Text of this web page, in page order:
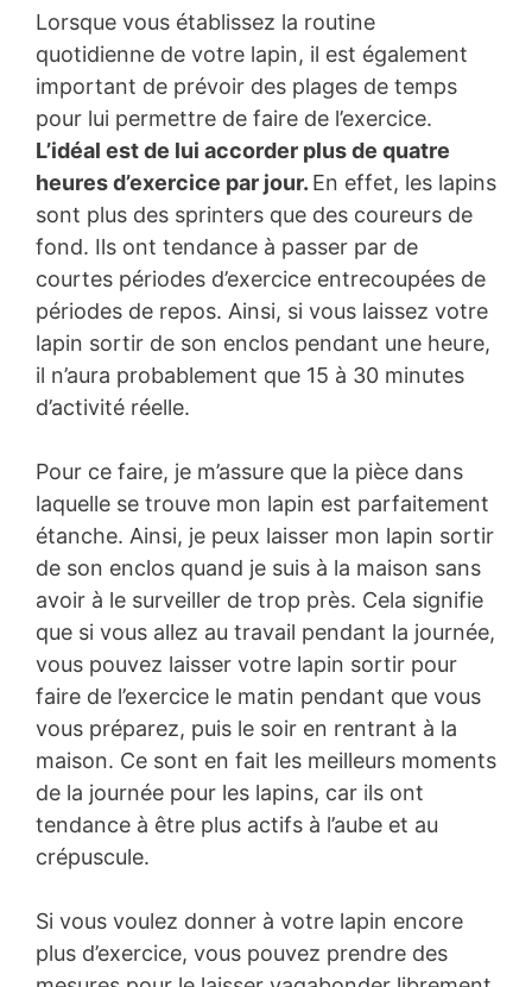
Lorsque vous établissez la routine
quotidienne de votre lapin, il est également
important de prévoir des plages de temps
pour lui permettre de faire de l’exercice.
L’idéal est de lui accorder plus de quatre
heures d’exercice par jour. En effet, les lapins
sont plus des sprinters que des coureurs de
fond. Ils ont tendance à passer par de
courtes périodes d’exercice entrecoupées de
périodes de repos. Ainsi, si vous laissez votre
lapin sortir de son enclos pendant une heure,
il n’aura probablement que 15 à 30 minutes
d’activité réelle.
Pour ce faire, je m’assure que la pièce dans
laquelle se trouve mon lapin est parfaitement
étanche. Ainsi, je peux laisser mon lapin sortir
de son enclos quand je suis à la maison sans
avoir à le surveiller de trop près. Cela signifie
que si vous allez au travail pendant la journée,
vous pouvez laisser votre lapin sortir pour
faire de l’exercice le matin pendant que vous
vous préparez, puis le soir en rentrant à la
maison. Ce sont en fait les meilleurs moments
de la journée pour les lapins, car ils ont
tendance à être plus actifs à l’aube et au
crépuscule.
Si vous voulez donner à votre lapin encore
plus d’exercice, vous pouvez prendre des